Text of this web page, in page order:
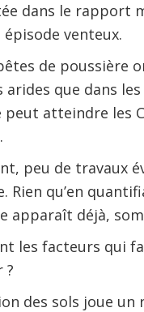
dans le rapport
venteux.
de poussière
arides que dans
peut atteindre les
peu de travaux
Rien qu’en
apparaît déjà,
les facteurs qui
?
des sols joue